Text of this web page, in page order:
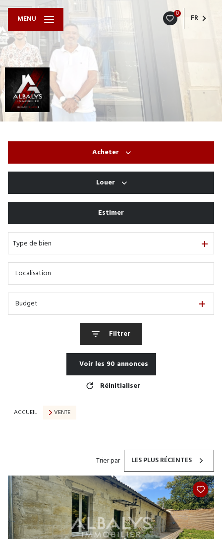
0 FR
MENU
Acheter
De l'immo pro
Louer
De l'immo pro
Estimer
Type de bien
Budget
Filtrer
Voir les 90 annonces
Réinitialiser
ACCUEIL VENTE
Trier par LES PLUS RÉCENTES